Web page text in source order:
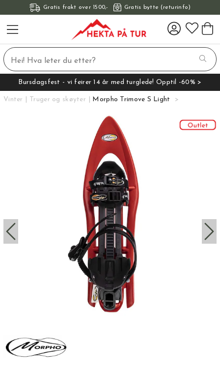
Gratis frakt over 1500,- Gratis bytte (returinfo)
Bursdagsfest - vi feirer 14 år med turglede! Opptil -60% >
Vinter Truger og skøyter Morpho Trimove S Light